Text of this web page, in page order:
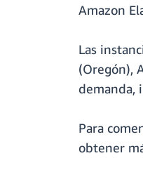
Amazon
Las
(Oregón),
demanda,
Para
obtener